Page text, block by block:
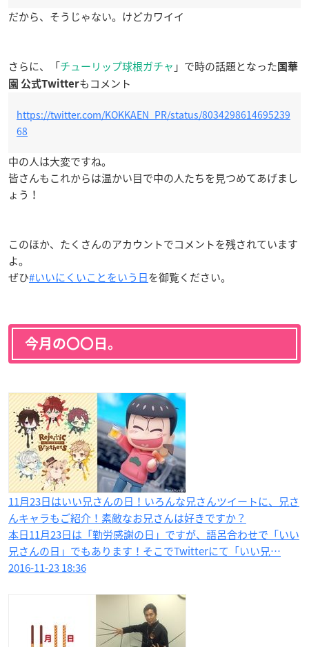
だから、そうじゃない。けどカワイイ
さらに、「チューリップ球根ガチャ 」で時の話題となった 国華
園 公式Twitterもコメント
https://twitter.com/KOKKAEN_PR/status/8034298614695239
68
中の人は大変ですね。
皆さんもこれからは温かい目で中の人たちを見つめてあげまし
ょう！
このほか、たくさんのアカウントでコメントを残されています
よ。
ぜひ#いいにくいことをいう日を御覧ください。
今月の〇〇日。
11月23日はいい兄さんの日！いろんな兄さんツイートに、兄さ
んキャラもご紹介！素敵なお兄さんは好きですか？
本日11月23日は「勤労感謝の日」ですが、語呂合わせで「いい
兄さんの日」でもあります！そこでTwitterにて「いい兄…
2016-11-23 18:36